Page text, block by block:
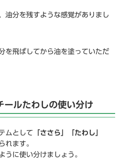
油分を残すような感覚がありまし
を飛ばしてから油を塗っていただ
ールたわしの使い分け
ムとして 「ささら」「たわし」
れます。
うに使い分けましょう。